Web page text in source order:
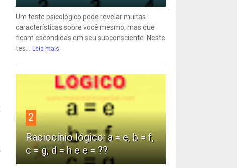
Um teste psicológico pode revelar muitas
características sobre você mesmo, mas que
ficam escondidas em seu subconsciente. Neste
tes...
Leia mais
2
Raciocínio lógico: a = e, b = f,
c = g, d = h e e = ??